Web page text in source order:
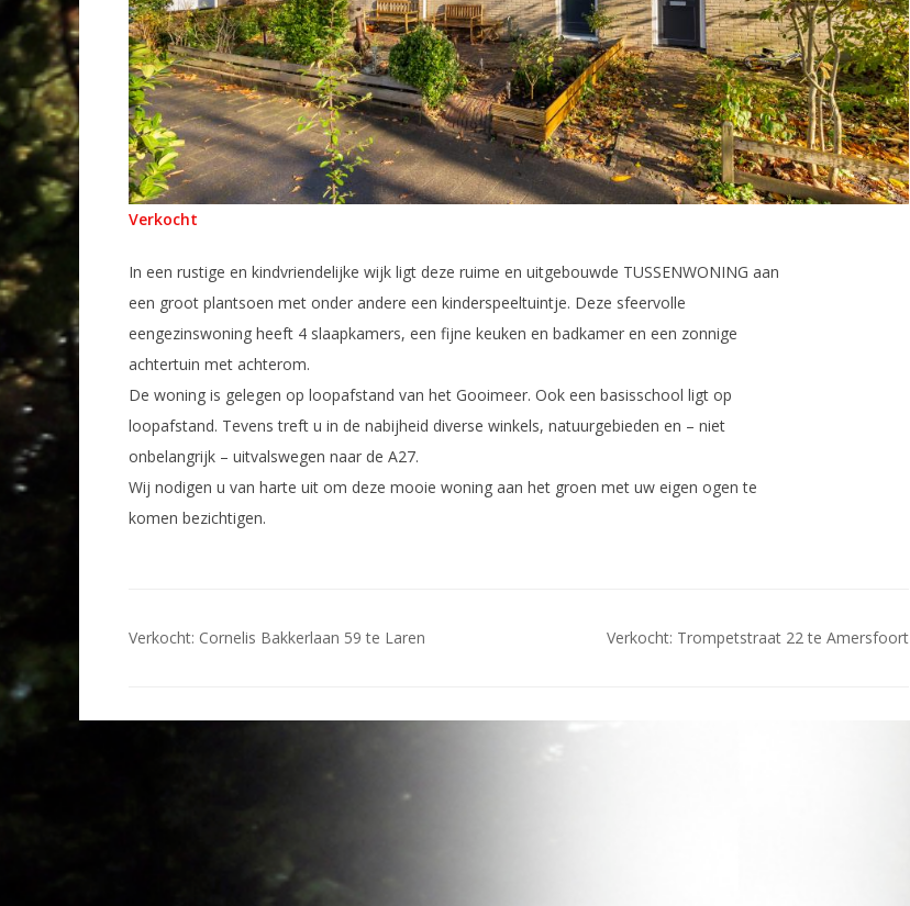
Verkocht
In een rustige en kindvriendelijke wijk ligt deze ruime en uitgebouwde TUSSENWONING aan
een groot plantsoen met onder andere een kinderspeeltuintje. Deze sfeervolle
eengezinswoning heeft 4 slaapkamers, een fijne keuken en badkamer en een zonnige
achtertuin met achterom.
De woning is gelegen op loopafstand van het Gooimeer. Ook een basisschool ligt op
loopafstand. Tevens treft u in de nabijheid diverse winkels, natuurgebieden en – niet
onbelangrijk – uitvalswegen naar de A27.
Wij nodigen u van harte uit om deze mooie woning aan het groen met uw eigen ogen te
komen bezichtigen.
Bericht
Verkocht: Cornelis Bakkerlaan 59 te Laren Verkocht: Trompetstraat 22 te Amersfoort